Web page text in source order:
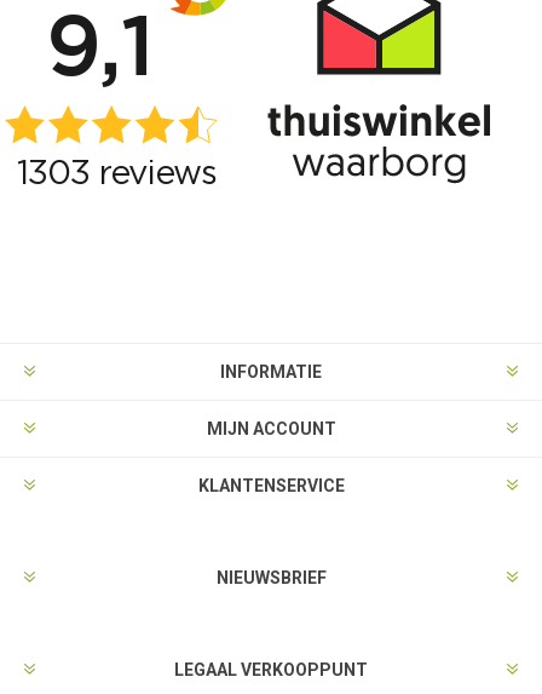
INFORMATIE
MIJN ACCOUNT
KLANTENSERVICE
NIEUWSBRIEF
LEGAAL VERKOOPPUNT